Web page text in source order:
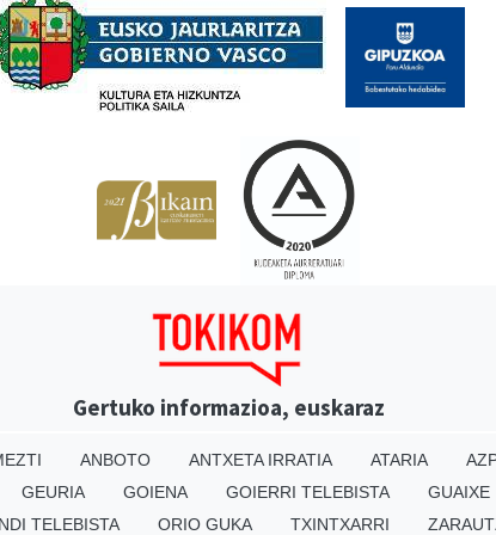
Gertuko informazioa, euskaraz
ANBOTO ANTXETA IRRATIA ATARIA
GEURIA GOIENA GOIERRI TELEBISTA
GUAIXE
TELEBISTA ORIO GUKA TXINTXARRI